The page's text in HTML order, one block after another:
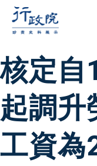
要
內
容
核定自
起調升
工資為